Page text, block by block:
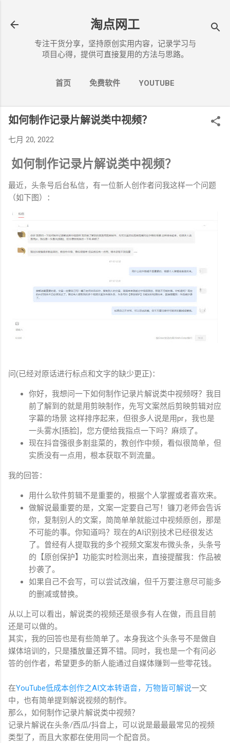
淘点网工
专注干货分享，坚持原创实用内容，记录学习与
项目心得，提供可直接复用的方法与思路。
首页 免费软件 YOUTUBE
博客说明 更多… 关于我
如何制作记录片解说类中视频？
七月 20, 2022
如何制作记录片解说类中视频？
最近，头条号后台私信，有一位新人创作者问我这样一个问题
（如下图）：
问(已经对原话进行标点和文字的缺少更正)：
你好，我想问一下如何制作记录片解说类中视频呀？我目
前了解到的就是用剪映制作，先写文案然后剪映剪辑对应
字幕的场景 这样排序起来，但很多人说是用pr，我也是
一头雾水[捂脸]，您方便给我指点一下吗？麻烦了。
现在抖音强很多割韭菜的，教创作中频，看似很简单，但
实质没有一点用，根本获取不到流量。
我的回答：
用什么软件剪辑不是重要的，根据个人掌握或者喜欢来。
做解说最重要的是，文案一定要自己写！镰刀老师会告诉
你，复制别人的文案，简简单单就能过中视频原创，那是
不可能的事。你知道吗？现在的AI识别技术已经很发达
了。曾经有人提取我的多个视频文案发布微头条，头条号
的【原创保护】功能实时检测出来，直接提醒我：作品被
抄袭了。
如果自己不会写，可以尝试改编，但千万要注意尽可能多
的删减或替换。
从以上可以看出，解说类的视频还是很多有人在做，而且目前
还是可以做的。
其实，我的回答也是有些简单了。本身我这个头条号不是做自
媒体培训的，只是播放量还算不错。同时，我也是一个有问必
答的创作者，希望更多的新人能通过自媒体赚到一些零花钱。
在YouTube低成本创作之AI文本转语音，万物皆可解说一文
中，也有简单提到解说视频的制作。
那么，如何制作记录片解说类中视频？
记录片解说在头条/西瓜/抖音上，可以说是最最最常见的视频
类型了，而且大家都在使用同一个配音员。